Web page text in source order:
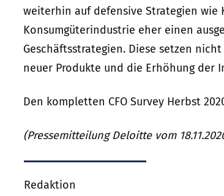
weiterhin auf defensive Strategien wie
Konsumgüterindustrie eher einen
Geschäftsstrategien. Diese setzen
neuer Produkte und die Erhöhung der
Den kompletten CFO Survey Herbst
(Pressemitteilung Deloitte vom
Redaktion